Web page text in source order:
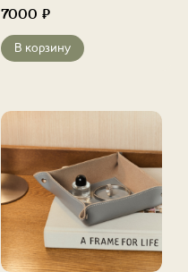
7000 ₽
В корзину